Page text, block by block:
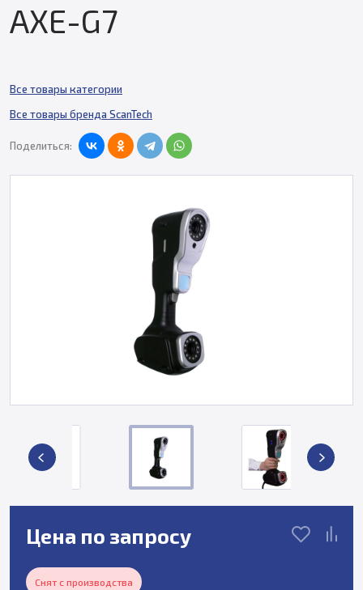
AXE-G7
Все товары категории
Все товары бренда ScanTech
Поделиться:
Цена по запросу
Снят с производства